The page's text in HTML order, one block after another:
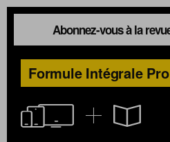
Abonnez-vous à la
Formule Intégrale Pro